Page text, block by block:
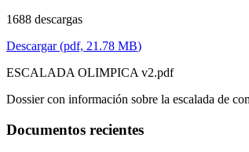
1688 descargas
Descargar(pdf, 21.78 MB)
ESCALADA OLIMPICA v2.pdf
Dossier con información sobre la escalada de
Documentos recientes